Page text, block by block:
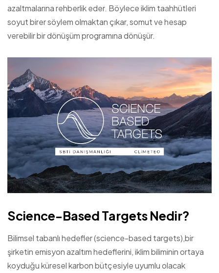
azaltmalarına rehberlik eder. Böylece iklim taahhütleri
soyut birer söylem olmaktan çıkar, somut ve hesap
verebilir bir dönüşüm programına dönüşür.
Science-Based Targets Nedir?
Bilimsel tabanlı hedefler (science-based targets),bir
şirketin emisyon azaltım hedeflerini, iklim biliminin ortaya
koyduğu küresel karbon bütçesiyle uyumlu olacak